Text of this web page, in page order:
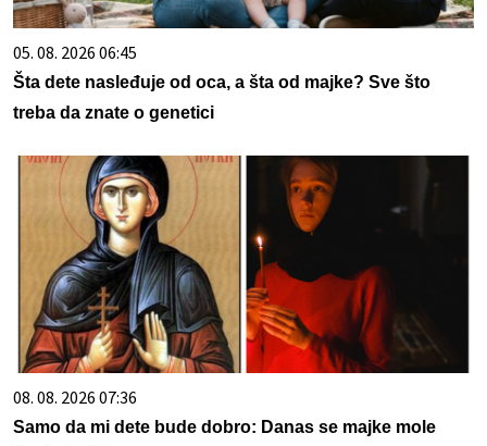
05. 08. 2026 06:45
Šta dete nasleđuje od oca, a šta od majke? Sve što
treba da znate o genetici
08. 08. 2026 07:36
Samo da mi dete bude dobro: Danas se majke mole